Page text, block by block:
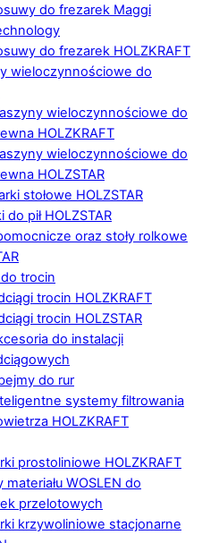
do frezarek Maggi
do frezarek HOLZKRAFT
wieloczynnościowe do
wieloczynnościowe do
HOLZKRAFT
wieloczynnościowe do
HOLZSTAR
stołowe HOLZSTAR
do pił HOLZSTAR
oraz stoły rolkowe
trocin
trocin HOLZKRAFT
trocin HOLZSTAR
do instalacji
do rur
systemy filtrowania
HOLZKRAFT
prostoliniowe HOLZKRAFT
materiału WOSLEN do
przelotowych
krzywoliniowe stacjonarne